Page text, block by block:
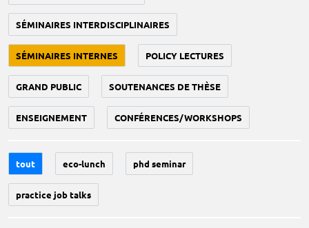
SÉMINAIRES INTERDISCIPLINAIRES
SÉMINAIRES INTERNES POLICY LECTURES
GRAND PUBLIC SOUTENANCES DE THÈSE
ENSEIGNEMENT CONFÉRENCES/WORKSHOPS
tout eco-lunch phd seminar
practice job talks